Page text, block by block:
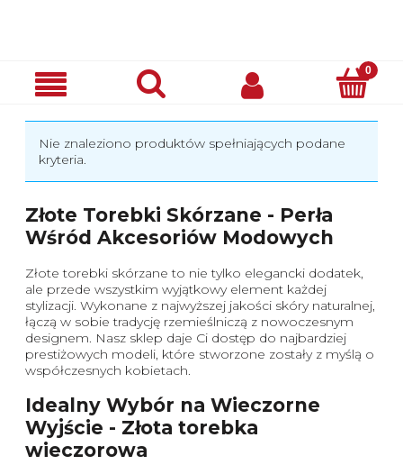
Nie znaleziono produktów spełniających podane
kryteria.
Złote Torebki Skórzane - Perła
Wśród Akcesoriów Modowych
Złote torebki skórzane to nie tylko elegancki dodatek,
ale przede wszystkim wyjątkowy element każdej
stylizacji. Wykonane z najwyższej jakości skóry naturalnej,
łączą w sobie tradycję rzemieślniczą z nowoczesnym
designem. Nasz sklep daje Ci dostęp do najbardziej
prestiżowych modeli, które stworzone zostały z myślą o
współczesnych kobietach.
Idealny Wybór na Wieczorne
Wyjście - Złota torebka
wieczorowa